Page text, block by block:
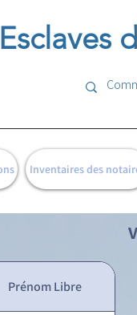
Esclaves
Inventaires des
Prénom Libre